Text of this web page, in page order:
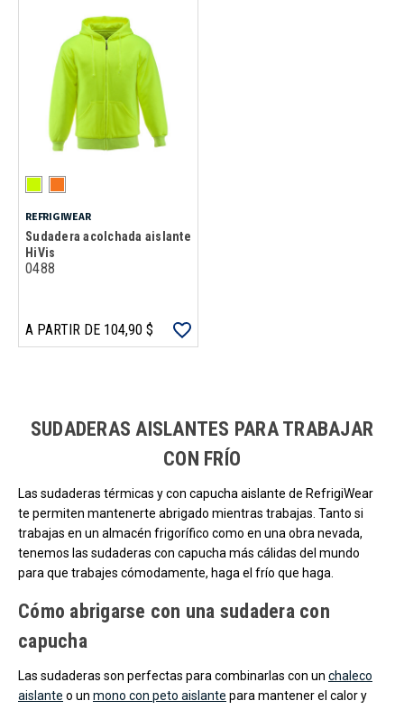
REFRIGIWEAR
Sudadera acolchada aislante
HiVis
0488
A PARTIR DE 104,90 $
SUDADERAS AISLANTES PARA TRABAJAR
CON FRÍO
Las sudaderas térmicas y con capucha aislante de RefrigiWear
te permiten mantenerte abrigado mientras trabajas. Tanto si
trabajas en un almacén frigorífico como en una obra nevada,
tenemos las sudaderas con capucha más cálidas del mundo
para que trabajes cómodamente, haga el frío que haga.
Cómo abrigarse con una sudadera con
capucha
Las sudaderas son perfectas para combinarlas con un chaleco
aislante o un mono con peto aislante para mantener el calor y